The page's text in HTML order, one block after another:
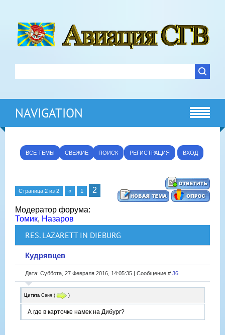
NAVIGATION
ВСЕ ТЕМЫ СВЕЖИЕ ПОИСК РЕГИСТРАЦИЯ ВХОД
Страница 2 из 2 « 1 2
Модератор форума:
Томик, Назаров
RES. LAZARETT IN DIEBURG
Кудрявцев
Дата: Суббота, 27 Февраля 2016, 14:05:35 | Сообщение # 36
Цитата Саня ( )
А где в карточке намек на Дибург?